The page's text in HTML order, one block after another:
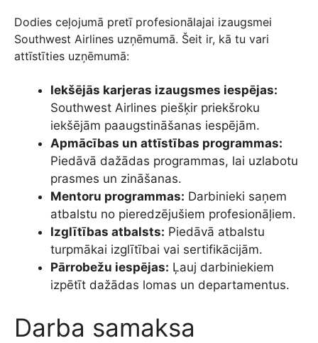
Dodies ceļojumā pretī profesionālajai izaugsmei
Southwest Airlines uzņēmumā. Šeit ir, kā tu vari
attīstīties uzņēmumā:
Iekšējās karjeras izaugsmes iespējas:
Southwest Airlines piešķir priekšroku
iekšējām paaugstināšanas iespējām.
Apmācības un attīstības programmas:
Piedāvā dažādas programmas, lai uzlabotu
prasmes un zināšanas.
Mentoru programmas: Darbinieki saņem
atbalstu no pieredzējušiem profesionāļiem.
Izglītības atbalsts: Piedāvā atbalstu
turpmākai izglītībai vai sertifikācijām.
Pārrobežu iespējas: Ļauj darbiniekiem
izpētīt dažādas lomas un departamentus.
Darba samaksa